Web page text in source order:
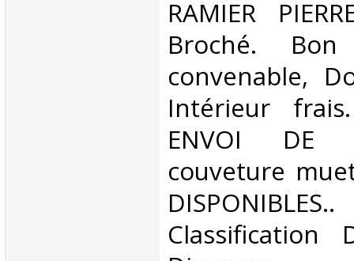
‎RAMIER
Broché.
convenable,
Intérieur
ENVOI DE
couveture
Classification